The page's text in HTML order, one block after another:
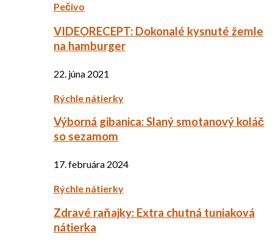
Pečivo
VIDEORECEPT: Dokonalé kysnuté žemle
na hamburger
22. júna 2021
Rýchle nátierky
Výborná gibanica: Slaný smotanový koláč
so sezamom
17. februára 2024
Rýchle nátierky
Zdravé raňajky: Extra chutná tuniaková
nátierka